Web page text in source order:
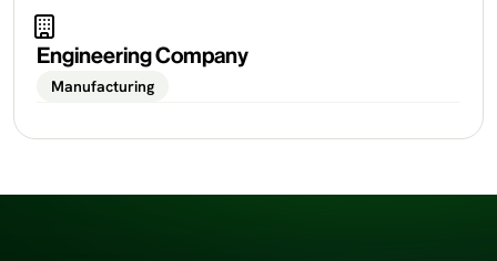
Engineering Company
Manufacturing